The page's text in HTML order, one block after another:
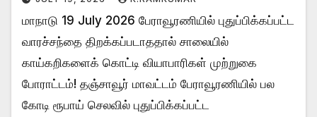
மாநாடு 19 July 2026 பேராவூரணியில் புதுப்பிக்கப்பட்ட
வாரச்சந்தை திறக்கப்படாததால் சாலையில்
காய்கறிகளைக் கொட்டி வியாபாரிகள் முற்றுகை
போராட்டம்! ​தஞ்சாவூர் மாவட்டம் பேராவூரணியில் பல
கோடி ரூபாய் செலவில் புதுப்பிக்கப்பட்ட